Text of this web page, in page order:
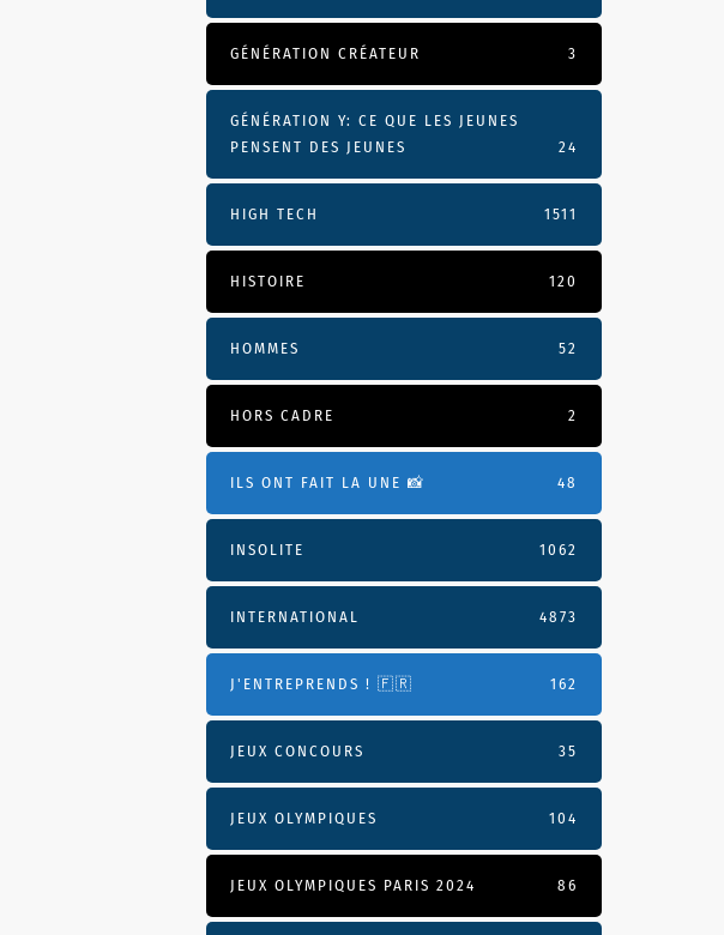
GÉNÉRATION CRÉATEUR 3
GÉNÉRATION Y: CE QUE LES JEUNES
PENSENT DES JEUNES
24
HIGH TECH 1511
HISTOIRE 120
HOMMES 52
HORS CADRE 2
ILS ONT FAIT LA UNE 📸 48
INSOLITE 1062
INTERNATIONAL 4873
J'ENTREPRENDS ! 🇫🇷 162
JEUX CONCOURS 35
JEUX OLYMPIQUES 104
JEUX OLYMPIQUES PARIS 2024 86